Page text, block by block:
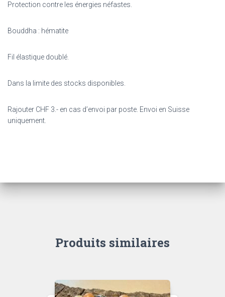
Protection contre les énergies néfastes.
Bouddha : hématite
Fil élastique doublé.
Dans la limite des stocks disponibles.
Rajouter CHF 3.- en cas d’envoi par poste. Envoi en Suisse
uniquement.
Produits similaires